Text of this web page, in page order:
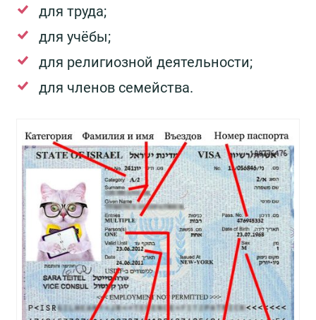
для труда;
для учёбы;
для религиозной деятельности;
для членов семейства.